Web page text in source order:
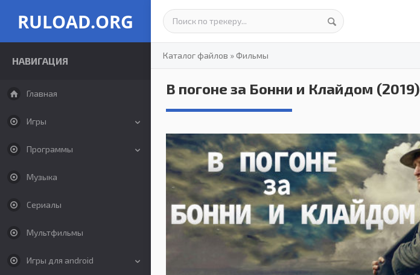
RULOAD.ORG
НАВИГАЦИЯ
Главная
Игры
Программы
Музыка
Сериалы
Мультфильмы
Игры для android
Каталог файлов »Фильмы
В погоне за Бонни и Клайдом (2019)